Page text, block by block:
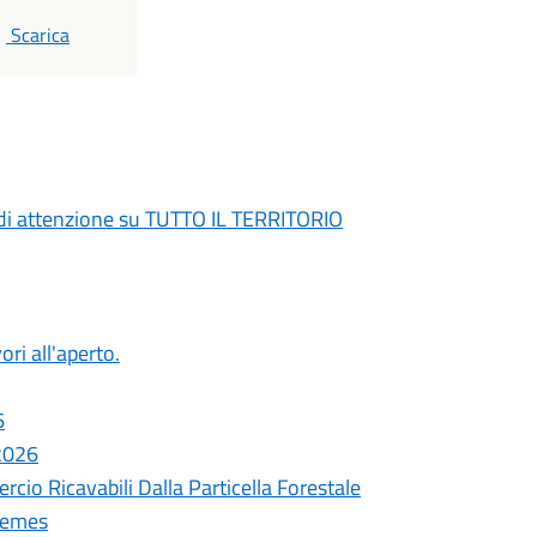
PDF
Scarica
su TUTTO IL TERRITORIO
all'aperto.
Ricavabili Dalla Particella Forestale